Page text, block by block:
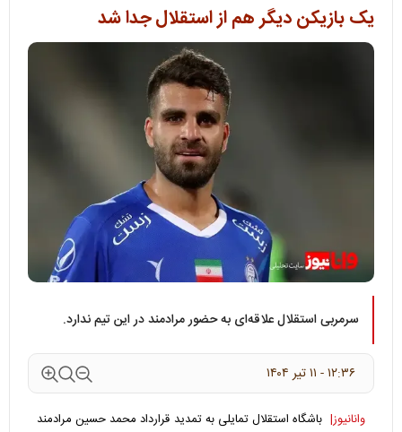
یک بازیکن دیگر هم از استقلال جدا شد
سرمربی استقلال علاقه‌ای به حضور مرادمند در این تیم ندارد.
۱۲:۳۶ - ۱۱ تير ۱۴۰۴
وانانیوز| باشگاه استقلال تمایلی به تمدید قرارداد محمد حسین مرادمند